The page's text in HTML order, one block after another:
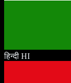
हिन्दी HI